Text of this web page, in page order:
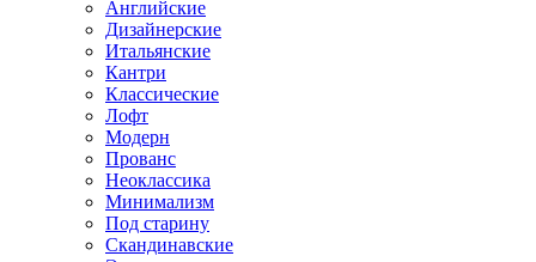
Английские
Дизайнерские
Итальянские
Кантри
Классические
Лофт
Модерн
Прованс
Неоклассика
Минимализм
Под старину
Скандинавские